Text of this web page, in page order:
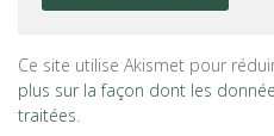
Ce site utilise Akismet pour
plus sur la façon dont les
traitées